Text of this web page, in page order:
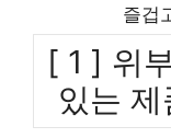
즐겁
[ 1 ] 위
있는